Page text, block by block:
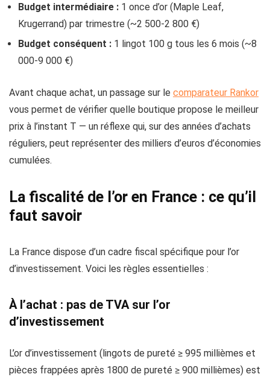
Budget intermédiaire : 1 once d’or (Maple Leaf,
Krugerrand) par trimestre (~2 500-2 800 €)
Budget conséquent : 1 lingot 100 g tous les 6 mois (~8
000-9 000 €)
Avant chaque achat, un passage sur le comparateur Rankor
vous permet de vérifier quelle boutique propose le meilleur
prix à l’instant T — un réflexe qui, sur des années d’achats
réguliers, peut représenter des milliers d’euros d’économies
cumulées.
La fiscalité de l’or en France : ce qu’il
faut savoir
La France dispose d’un cadre fiscal spécifique pour l’or
d’investissement. Voici les règles essentielles :
À l’achat : pas de TVA sur l’or
d’investissement
L’or d’investissement (lingots de pureté ≥ 995 millièmes et
pièces frappées après 1800 de pureté ≥ 900 millièmes) est